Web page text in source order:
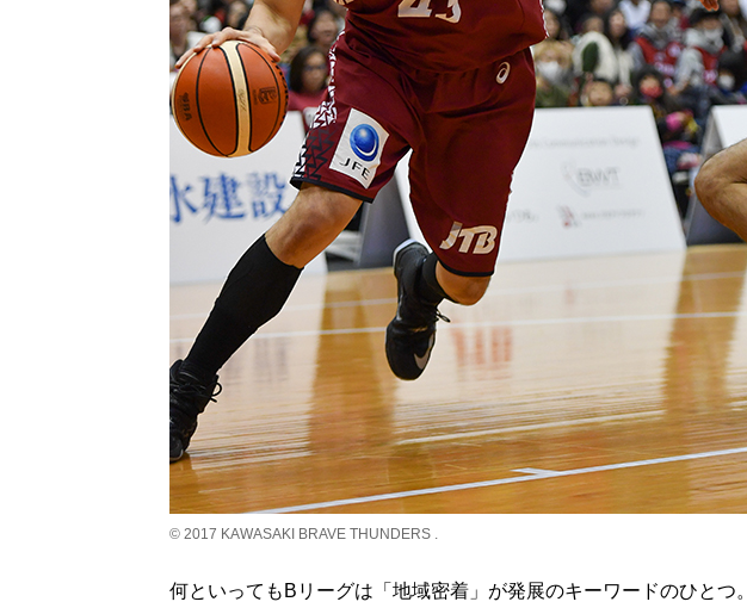
© 2017 KAWASAKI BRAVE THUNDERS .
何といってもBリーグは「地域密着」が発展のキーワードのひとつ。